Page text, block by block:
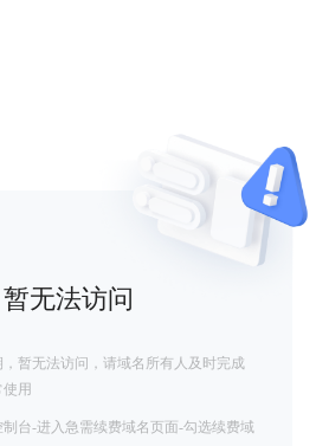
无法访问
暂无法访问，请域名所有人及时完成
用
台-进入急需续费域名页面-勾选续费域